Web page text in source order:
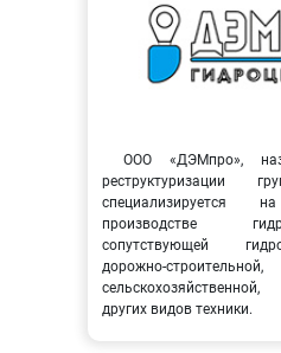
ООО «ДЭМпро»,
реструктуризации
специализируется
производстве
сопутствующей
дорожно-
других видов техники.